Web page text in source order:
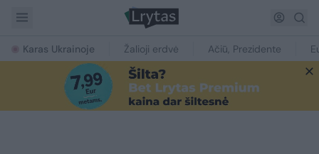
Karas Ukrainoje Žalioji erdvė Ačiū, Prezidente